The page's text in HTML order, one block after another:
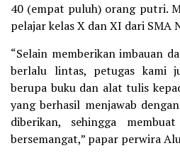
40 (empat puluh) orang putri.
pelajar kelas X dan XI dari SMA
“Selain memberikan imbauan
berlalu lintas, petugas kami
berupa buku dan alat tulis
yang berhasil menjawab
diberikan, sehingga
bersemangat,” papar perwira